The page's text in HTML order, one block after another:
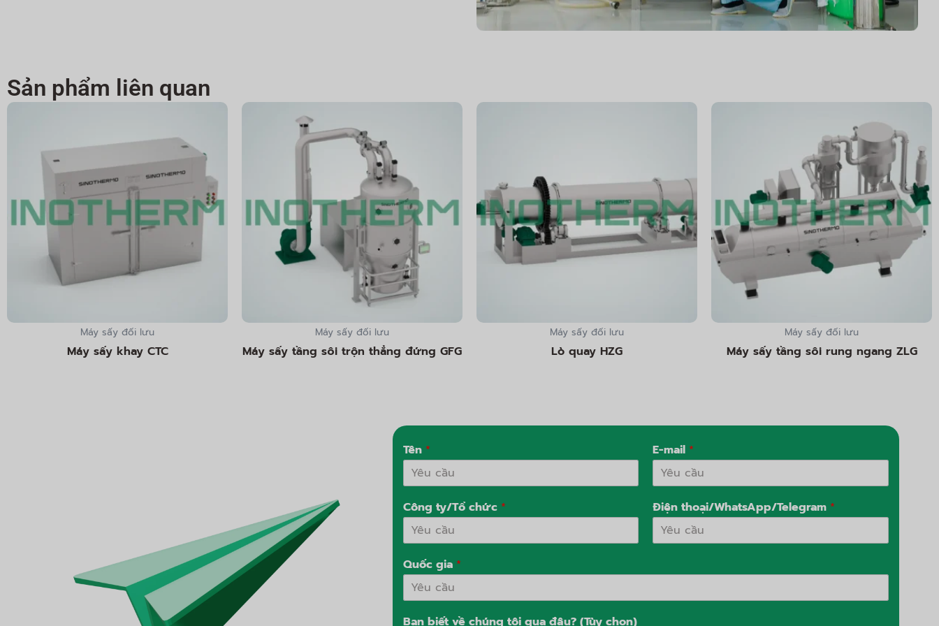
Sản phẩm liên quan
Máy sấy đối lưu
Máy sấy khay CTC
Máy sấy đối lưu
Máy sấy tầng sôi trộn thẳng đứng GFG
Máy sấy đối lưu
Lò quay HZG
Máy sấy đối lưu
Máy sấy tầng sôi rung ngang ZLG
Tên *
Công ty/Tổ chức *
E-mail *
Điện thoại/WhatsApp/Telegram *
Quốc gia *
Bạn biết về chúng tôi qua đâu? (Tùy chọn)